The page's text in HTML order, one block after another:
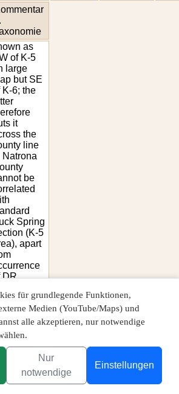
für grundlegende Funktionen,
Medien (YouTube/Maps) und
alle akzeptieren, nur notwendige
Nur
notwendige
Einstellungen
as
of K-5
large
but SE
K-6; the
it
the
line
Natrona
be
Spring
(K-5
apart
DR
the
as
CM
1039
Guthrie's
loc.